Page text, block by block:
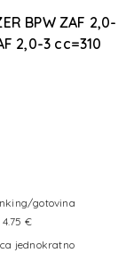
BPW ZAF 2,0-
2,0-3 cc=310
gotovina
4.75 €
jednokratno